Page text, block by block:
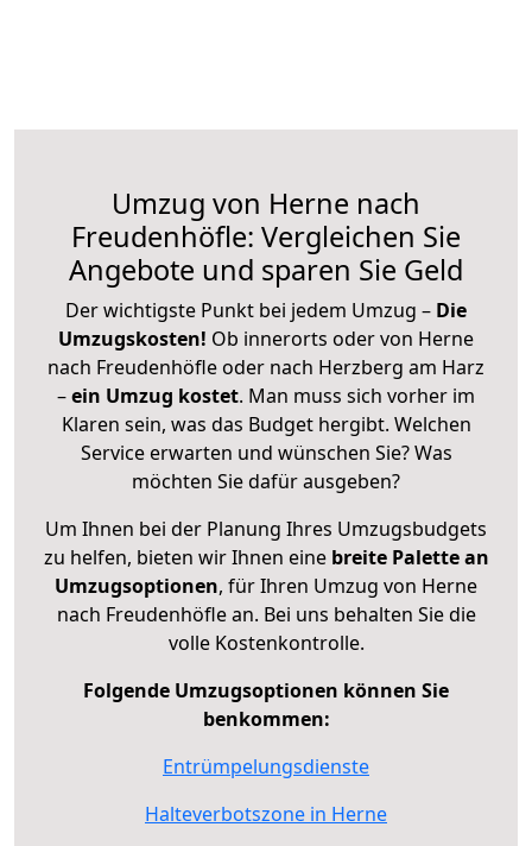
Umzug von Herne nach
Freudenhöfle: Vergleichen Sie
Angebote und sparen Sie Geld
Der wichtigste Punkt bei jedem Umzug – Die
Umzugskosten! Ob innerorts oder von Herne
nach Freudenhöfle oder nach Herzberg am Harz
–ein Umzug kostet. Man muss sich vorher im
Klaren sein, was das Budget hergibt. Welchen
Service erwarten und wünschen Sie? Was
möchten Sie dafür ausgeben?
Um Ihnen bei der Planung Ihres Umzugsbudgets
zu helfen, bieten wir Ihnen eine breite Palette an
Umzugsoptionen, für Ihren Umzug von Herne
nach Freudenhöfle an. Bei uns behalten Sie die
volle Kostenkontrolle.
Folgende Umzugsoptionen können Sie
benkommen:
Entrümpelungsdienste
Halteverbotszone in Herne